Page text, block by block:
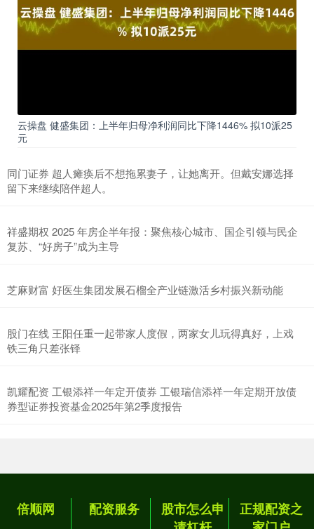
云操盘 健盛集团：上半年归母净利润同比下降1446% 拟10派25
元
同门证券 超人瘫痪后不想拖累妻子，让她离开。但戴安娜选择
留下来继续陪伴超人。
祥盛期权 2025 年房企半年报：聚焦核心城市、国企引领与民企
复苏、“好房子”成为主导
芝麻财富 好医生集团发展石榴全产业链激活乡村振兴新动能
股门在线 王阳任重一起带家人度假，两家女儿玩得真好，上戏
铁三角只差张铎
凯耀配资 工银添祥一年定开债券 工银瑞信添祥一年定期开放债
券型证券投资基金2025年第2季度报告
倍顺网 配资服务
股市怎么申
正规配资之